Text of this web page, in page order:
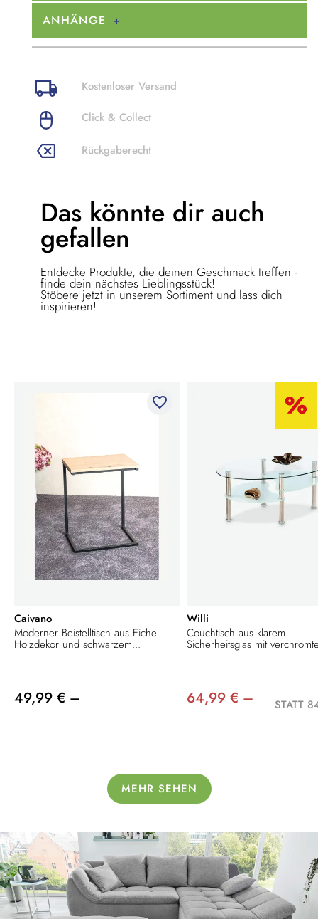
ANHÄNGE
Kostenloser Versand
Click & Collect
Rückgaberecht
Das könnte dir auch
gefallen
Entdecke Produkte, die deinen Geschmack treffen -
finde dein nächstes Lieblingsstück!
Stöbere jetzt in unserem Sortiment und lass dich
inspirieren!
favorite_border
Caivano
Moderner Beistelltisch aus Eiche
Holzdekor und schwarzem...
49,99 € –
Willi
Couchtisch aus klarem
Sicherheitsglas mit
64,99 € – STATT
MEHR SEHEN